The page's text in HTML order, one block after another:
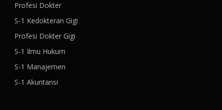
Profesi Dokter
S-1 Kedokteran Gigi
Profesi Dokter Gigi
S-1 Ilmu Hukum
S-1 Manajemen
S-1 Akuntansi